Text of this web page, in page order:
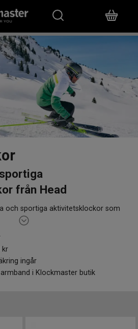
från Head
och sportiga aktivitetsklockor som
Heads klockor erbjuder en
och funktioner för att
sportiga designen gör att
alla tillfällen, oavsett om du bär
eller intensiva träningspass.
som din pålitliga följeslagare
kr
ingår
i Klockmaster butik